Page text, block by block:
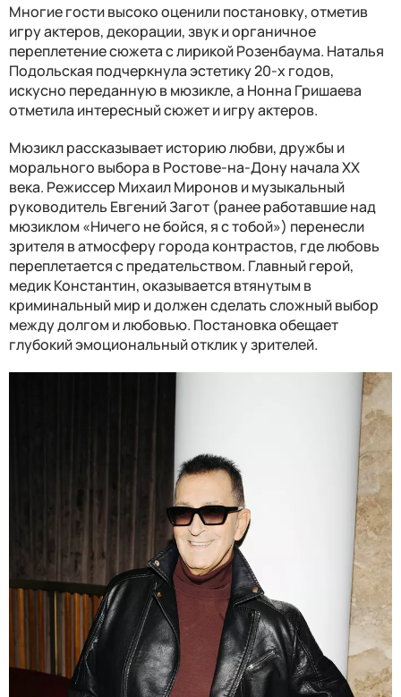
Многие гости высоко оценили постановку, отметив
игру актеров, декорации, звук и органичное
переплетение сюжета с лирикой Розенбаума. Наталья
Подольская подчеркнула эстетику 20-х годов,
искусно переданную в мюзикле, а Нонна Гришаева
отметила интересный сюжет и игру актеров.
Мюзикл рассказывает историю любви, дружбы и
морального выбора в Ростове-на-Дону начала XX
века. Режиссер Михаил Миронов и музыкальный
руководитель Евгений Загот (ранее работавшие над
мюзиклом «Ничего не бойся, я с тобой») перенесли
зрителя в атмосферу города контрастов, где любовь
переплетается с предательством. Главный герой,
медик Константин, оказывается втянутым в
криминальный мир и должен сделать сложный выбор
между долгом и любовью. Постановка обещает
глубокий эмоциональный отклик у зрителей.